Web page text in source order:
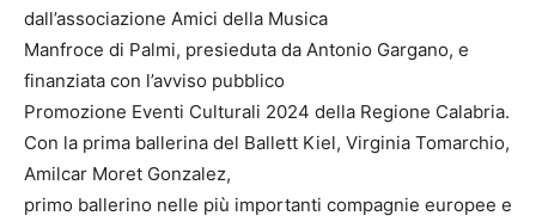
dall’associazione Amici della Musica
Manfroce di Palmi, presieduta da Antonio Gargano, e
finanziata con l’avviso pubblico
Promozione Eventi Culturali 2024 della Regione Calabria.
Con la prima ballerina del Ballett Kiel, Virginia Tomarchio,
Amilcar Moret Gonzalez,
primo ballerino nelle più importanti compagnie europee e